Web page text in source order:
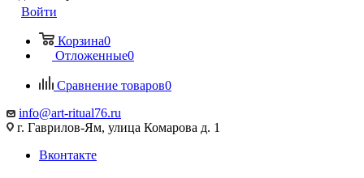
Войти
Корзина0
Отложенные0
Сравнение товаров0
info@art-ritual76.ru
г. Гаврилов-Ям, улица Комарова д. 1
Вконтакте